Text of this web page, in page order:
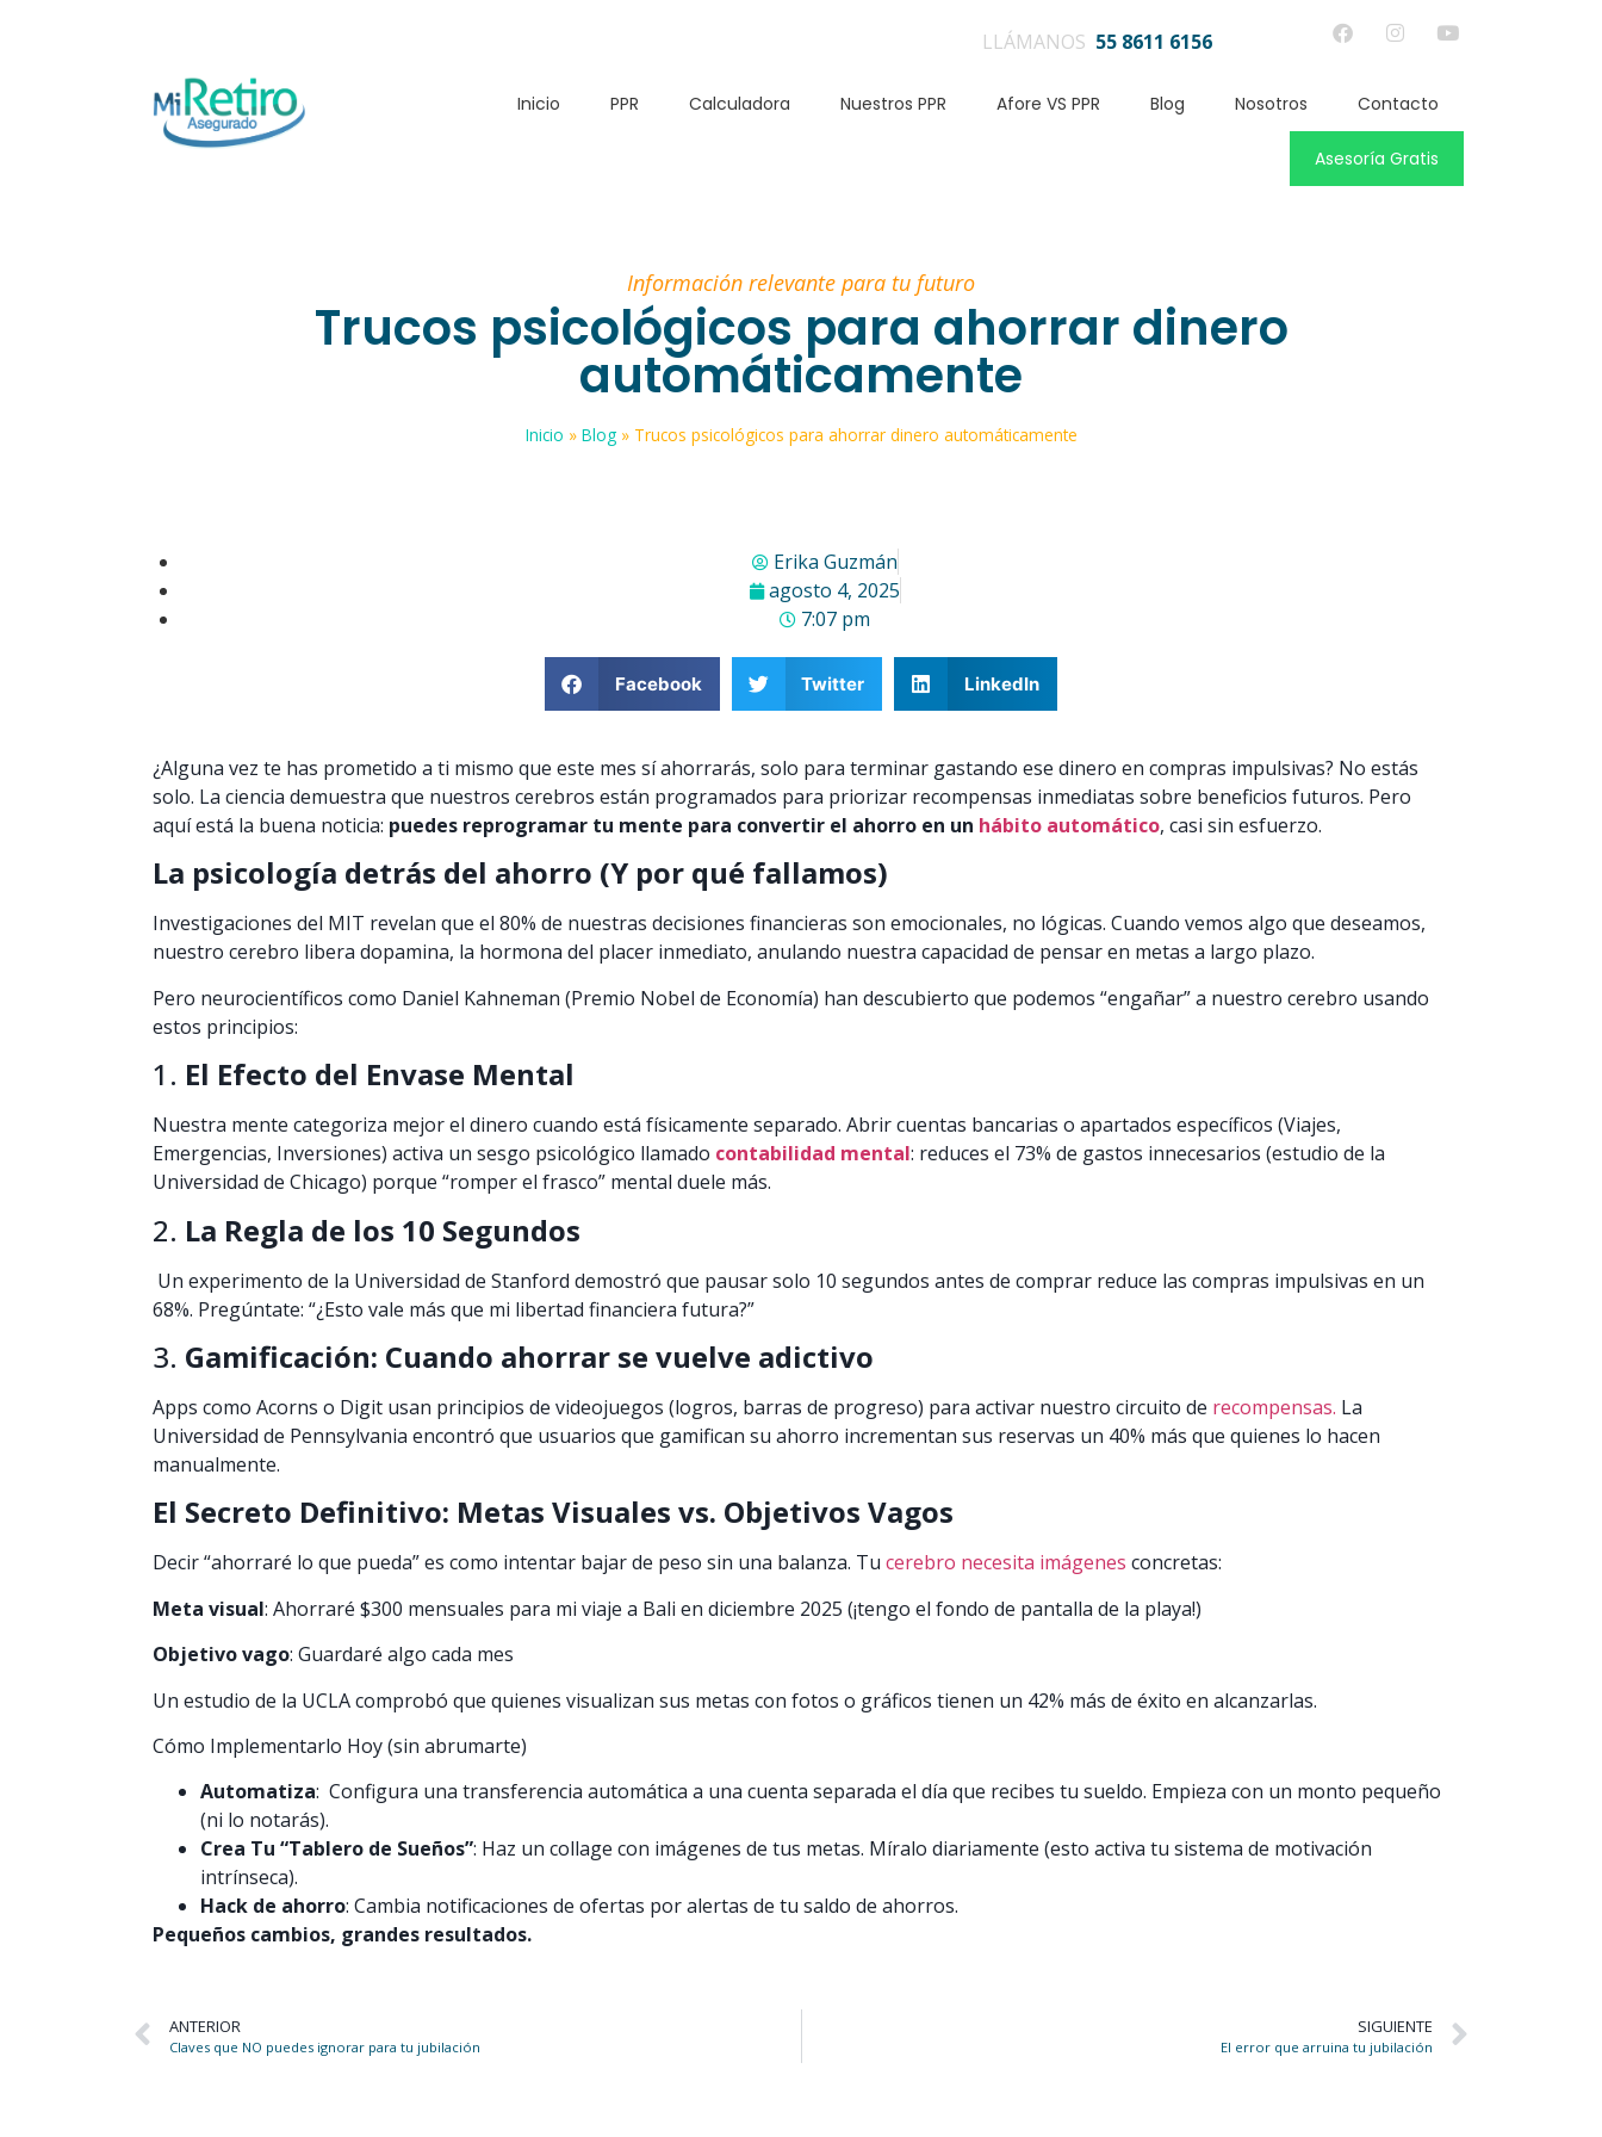
LLÁMANOS 55 8611 6156
Inicio PPR Calculadora Nuestros PPR Afore VS PPR Blog Nosotros Contacto
Asesoría Gratis
Información relevante para tu futuro
Trucos psicológicos para ahorrar dinero
automáticamente
Inicio » Blog» Trucos psicológicos para ahorrar dinero automáticamente
Erika Guzmán
agosto 4, 2025
7:07 pm
Facebook Twitter LinkedIn
¿Alguna vez te has prometido a ti mismo que este mes sí ahorrarás, solo para terminar gastando ese dinero en compras impulsivas? No estás
solo. La ciencia demuestra que nuestros cerebros están programados para priorizar recompensas inmediatas sobre beneficios futuros. Pero
aquí está la buena noticia: puedes reprogramar tu mente para convertir el ahorro en un hábito automático, casi sin esfuerzo.
La psicología detrás del ahorro (Y por qué fallamos)
Investigaciones del MIT revelan que el 80% de nuestras decisiones financieras son emocionales, no lógicas. Cuando vemos algo que deseamos,
nuestro cerebro libera dopamina, la hormona del placer inmediato, anulando nuestra capacidad de pensar en metas a largo plazo.
Pero neurocientíficos como Daniel Kahneman (Premio Nobel de Economía) han descubierto que podemos “engañar” a nuestro cerebro usando
estos principios:
1. El Efecto del Envase Mental
Nuestra mente categoriza mejor el dinero cuando está físicamente separado. Abrir cuentas bancarias o apartados específicos (Viajes,
Emergencias, Inversiones) activa un sesgo psicológico llamado contabilidad mental: reduces el 73% de gastos innecesarios (estudio de la
Universidad de Chicago) porque “romper el frasco” mental duele más.
2. La Regla de los 10 Segundos
Un experimento de la Universidad de Stanford demostró que pausar solo 10 segundos antes de comprar reduce las compras impulsivas en un
68%. Pregúntate: “¿Esto vale más que mi libertad financiera futura?”
3. Gamificación: Cuando ahorrar se vuelve adictivo
Apps como Acorns o Digit usan principios de videojuegos (logros, barras de progreso) para activar nuestro circuito de recompensas. La
Universidad de Pennsylvania encontró que usuarios que gamifican su ahorro incrementan sus reservas un 40% más que quienes lo hacen
manualmente.
El Secreto Definitivo: Metas Visuales vs. Objetivos Vagos
Decir “ahorraré lo que pueda” es como intentar bajar de peso sin una balanza. Tu cerebro necesita imágenes concretas:
Meta visual: Ahorraré $300 mensuales para mi viaje a Bali en diciembre 2025 (¡tengo el fondo de pantalla de la playa!)
Objetivo vago: Guardaré algo cada mes
Un estudio de la UCLA comprobó que quienes visualizan sus metas con fotos o gráficos tienen un 42% más de éxito en alcanzarlas.
Cómo Implementarlo Hoy (sin abrumarte)
Automatiza: Configura una transferencia automática a una cuenta separada el día que recibes tu sueldo. Empieza con un monto pequeño
(ni lo notarás).
Crea Tu “Tablero de Sueños”: Haz un collage con imágenes de tus metas. Míralo diariamente (esto activa tu sistema de motivación
intrínseca).
Hack de ahorro: Cambia notificaciones de ofertas por alertas de tu saldo de ahorros.
Pequeños cambios, grandes resultados.
ANTERIOR
Claves que NO puedes ignorar para tu jubilación
SIGUIENTE
El error que arruina tu jubilación